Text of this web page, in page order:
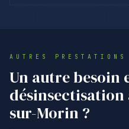
AUTRES
Un autre besoin
sur-Morin ?